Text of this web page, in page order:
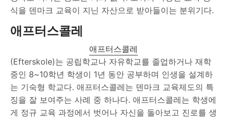
식을 덴마크 교육이 지닌 자산으로 받아들이는 분위기다.
애프터스콜레
애프터스콜레
(Efterskole)는 공립학교나 자유학교를 졸업하거나 재학
중인 8~10학년 학생이 1년 동안 공부하며 인생을 설계하
는 기숙형 학교다. 애프터스콜레는 덴마크 교육제도의 특
징을 잘 보여주는 사례 중 하나다. 애프터스콜레는 학생에
게 정규 교육 과정에서 벗어나 자신을 돌아보고 진로를 생